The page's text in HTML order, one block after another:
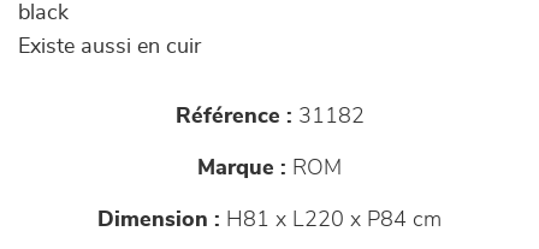
black
Existe aussi en cuir
Référence : 31182
Marque : ROM
Dimension : H81 x L220 x P84 cm